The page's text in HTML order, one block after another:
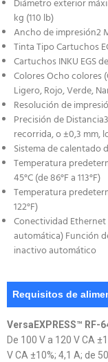
Diámetro exterior
kg (110 lb)
Ancho de impresión2
Tinta Tipo Cartuchos
Cartuchos INKU EGS
Colores Ocho colores
Ligero, Rojo, Verde,
Resolución de
Precisión de
recorrida, o ±0,3 mm,
Sistema de calentado
Temperatura
45°C (de 86°F a 113°F)
Temperatura
122°F)
Conectividad Ethernet
automática) Función
inactivo automático
Requisitos de
VersaEXPRESS™ RF-
De 100 V a 120 V CA
V CA ±10%; 4,1 A; de